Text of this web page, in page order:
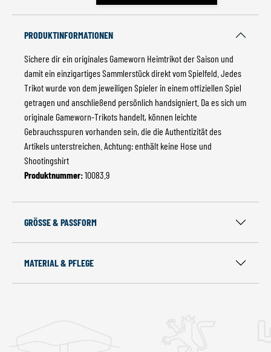
PRODUKTINFORMATIONEN
Sichere dir ein originales Gameworn Heimtrikot der Saison und
damit ein einzigartiges Sammlerstück direkt vom Spielfeld. Jedes
Trikot wurde von dem jeweiligen Spieler in einem offiziellen Spiel
getragen und anschließend persönlich handsigniert. Da es sich um
originale Gameworn-Trikots handelt, können leichte
Gebrauchsspuren vorhanden sein, die die Authentizität des
Artikels unterstreichen. Achtung: enthält keine Hose und
Shootingshirt
Produktnummer:10083.9
GRÖSSE & PASSFORM
MATERIAL & PFLEGE